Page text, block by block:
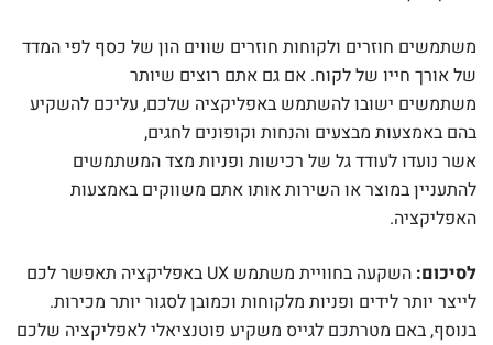
משתמשים חוזרים ולקוחות חוזרים שווים הון של כסף לפי המדד
של אורך חייו של לקוח. אם גם אתם רוצים שיותר
משתמשים ישובו להשתמש באפליקציה שלכם, עליכם להשקיע
בהם באמצעות מבצעים והנחות וקופונים לחגים,
אשר נועדו לעודד גל של רכישות ופניות מצד המשתמשים
להתעניין במוצר או השירות אותו אתם משווקים באמצעות
האפליקציה.
לסיכום:
השקעה בחוויית משתמש UX באפליקציה תאפשר לכם
לייצר יותר לידים ופניות מלקוחות וכמובן לסגור יותר מכירות.
בנוסף, באם מטרתכם לגייס משקיע פוטנציאלי לאפליקציה שלכם